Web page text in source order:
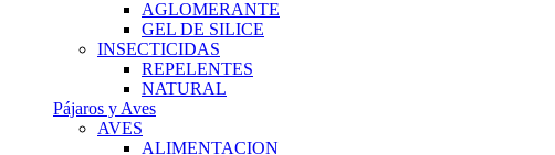
AGLOMERANTE
GEL DE SILICE
INSECTICIDAS
REPELENTES
NATURAL
Pájaros y Aves
AVES
ALIMENTACION